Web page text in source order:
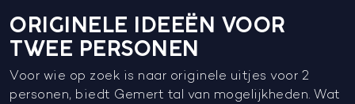
ORIGINELE IDEEËN VOOR
TWEE PERSONEN
Voor wie op zoek is naar originele uitjes voor 2
personen, biedt Gemert tal van mogelijkheden. Wat